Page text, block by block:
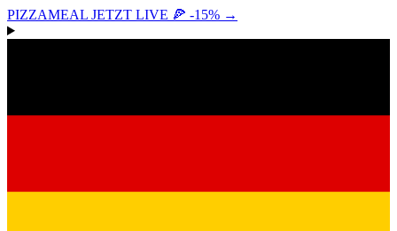
PIZZAMEAL JETZT LIVE 🍕 -15% →